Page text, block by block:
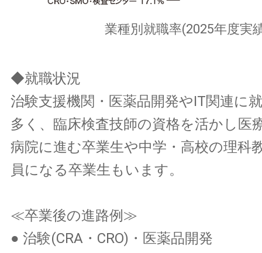
業種別就職率(2025年度実
◆就職状況
治験支援機関・医薬品開発やIT関連に
多く、臨床検査技師の資格を活かし医
病院に進む卒業生や中学・高校の理科
員になる卒業生もいます。
≪卒業後の進路例≫
● 治験(CRA・CRO)・医薬品開発